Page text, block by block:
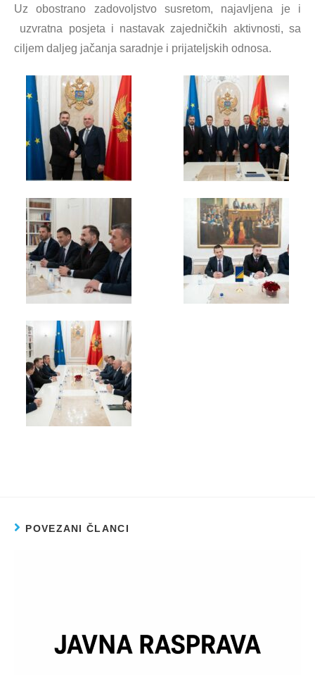
Uz obostrano zadovoljstvo susretom, najavljena je i
uzvratna posjeta i nastavak zajedničkih aktivnosti, sa
ciljem daljeg jačanja saradnje i prijateljskih odnosa.
POVEZANI ČLANCI